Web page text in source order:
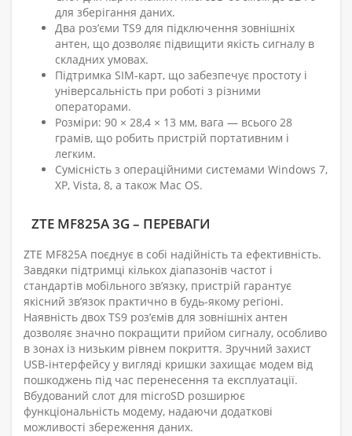
для зберігання даних.
Два роз’єми TS9 для підключення зовнішніх
антен, що дозволяє підвищити якість сигналу в
складних умовах.
Підтримка SIM-карт, що забезпечує простоту і
універсальність при роботі з різними
операторами.
Розміри: 90 × 28,4 × 13 мм, вага — всього 28
грамів, що робить пристрій портативним і
легким.
Сумісність з операційними системами Windows 7,
XP, Vista, 8, а також Mac OS.
ZTE MF825A 3G – ПЕРЕВАГИ
ZTE MF825A поєднує в собі надійність та ефективність.
Завдяки підтримці кількох діапазонів частот і
стандартів мобільного зв’язку, пристрій гарантує
якісний зв’язок практично в будь-якому регіоні.
Наявність двох TS9 роз’ємів для зовнішніх антен
дозволяє значно покращити прийом сигналу, особливо
в зонах із низьким рівнем покриття. Зручний захист
USB-інтерфейсу у вигляді кришки захищає модем від
пошкоджень під час перенесення та експлуатації.
Вбудований слот для microSD розширює
функціональність модему, надаючи додаткові
можливості збереження даних.